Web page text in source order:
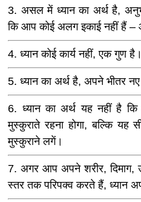
3. असल में ध्यान का अर्थ है,
कि आप कोई अलग इकाई नहीं हैं –
4. ध्यान कोई कार्य नहीं, एक गुण है।
5. ध्यान का अर्थ है, अपने भीतर
6. ध्यान का अर्थ यह नहीं है
मुस्कुराते रहना होगा, बल्कि यह
मुस्कुराने लगें।
7. अगर आप अपने शरीर, दिमाग,
स्तर तक परिपक्व करते हैं, ध्यान